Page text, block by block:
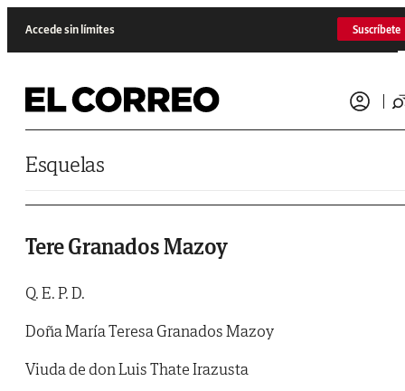
Accede sin límites Suscríbete
Esquelas
Tere Granados Mazoy
Q. E. P. D.
Doña María Teresa Granados Mazoy
Viuda de don Luis Thate Irazusta